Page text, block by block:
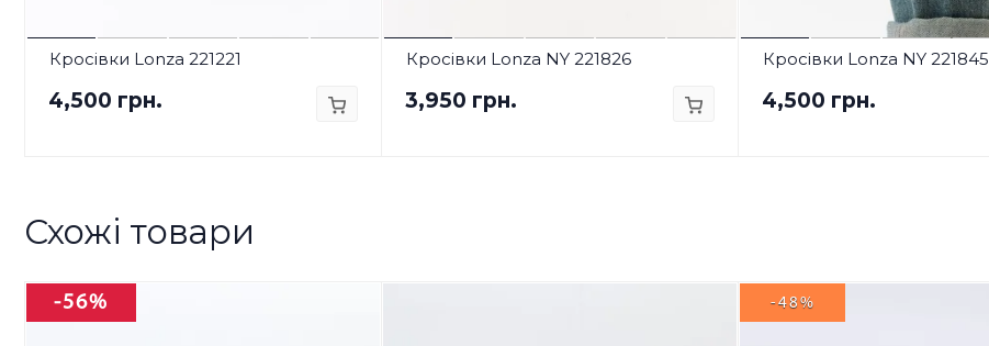
Кросівки Lonza 221221
4,500 грн.
Кросівки Lonza NY 221826
3,950 грн.
Кросівки Lonza NY 221845
4,500 грн.
Схожі товари
-56% -48%